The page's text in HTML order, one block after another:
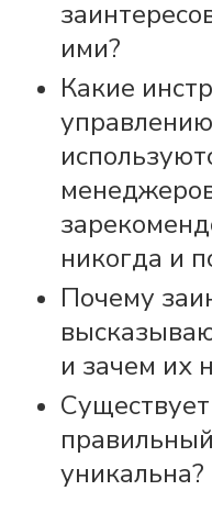
ими?
Какие
никогда и
Почему
и зачем их
уникальна?